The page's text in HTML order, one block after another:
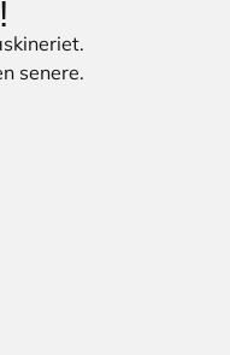
senere.